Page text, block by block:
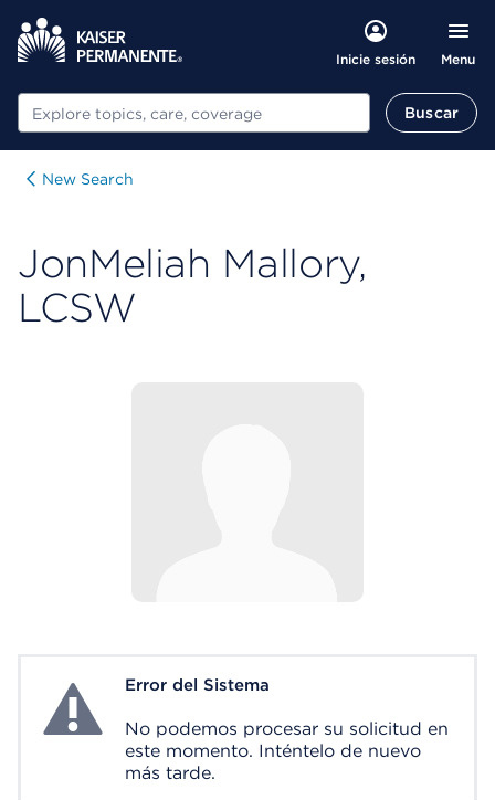
Inicie sesión Menu
Buscar Buscar
New Search
JonMeliah Mallory,
LCSW
System ErrorError del Sistema
No podemos procesar su solicitud en
este momento. Inténtelo de nuevo
más tarde.